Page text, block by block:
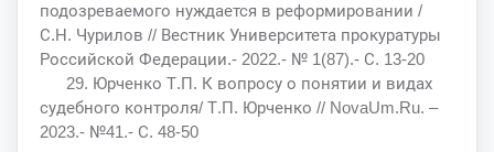
подозреваемого нуждается в реформировании /
С.Н. Чурилов // Вестник Университета прокуратуры
Российской Федерации.- 2022.- № 1(87).- С. 13-20
29. Юрченко Т.П. К вопросу о понятии и видах
судебного контроля/ Т.П. Юрченко // NovaUm.Ru. –
2023.- №41.- С. 48-50